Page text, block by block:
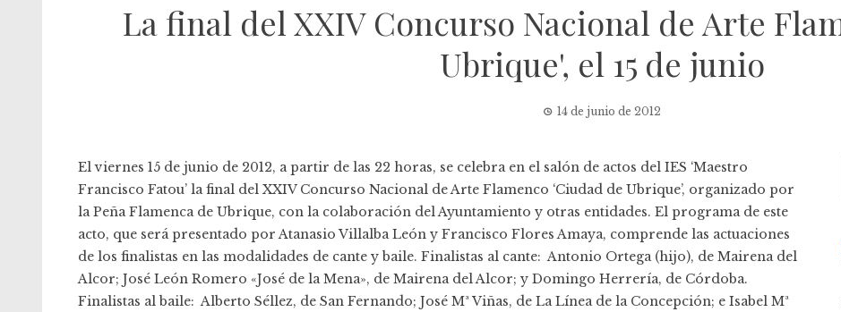
La final del XXIV Concurso Nacional de Arte
Ubrique', el 15 de junio
14 de junio de 2012
El viernes 15 de junio de 2012, a partir de las 22 horas, se celebra en el salón de actos del IES ‘Maestro
Francisco Fatou’ la final del XXIV Concurso Nacional de Arte Flamenco ‘Ciudad de Ubrique’, organizado por
la Peña Flamenca de Ubrique, con la colaboración del Ayuntamiento y otras entidades. El programa de este
acto, que será presentado por Atanasio Villalba León y Francisco Flores Amaya, comprende las actuaciones
de los finalistas en las modalidades de cante y baile. Finalistas al cante: Antonio Ortega (hijo), de Mairena del
Alcor; José León Romero «José de la Mena», de Mairena del Alcor; y Domingo Herrería, de Córdoba.
Finalistas al baile: Alberto Séllez, de San Fernando; José Mª Viñas, de La Línea de la Concepción; e Isabel Mª